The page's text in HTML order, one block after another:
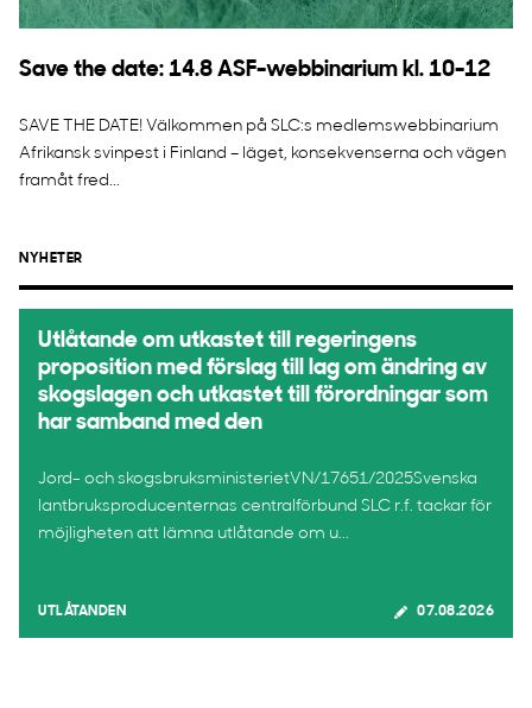
Save the date: 14.8 ASF-webbinarium kl. 10-12
SAVE THE DATE! Välkommen på SLC:s medlemswebbinarium
Afrikansk svinpest i Finland – läget, konsekvenserna och vägen
framåt fred...
NYHETER
Utlåtande om utkastet till regeringens
proposition med förslag till lag om ändring av
skogslagen och utkastet till förordningar som
har samband med den
Jord- och skogsbruksministerietVN/17651/2025Svenska
lantbruksproducenternas centralförbund SLC r.f. tackar för
möjligheten att lämna utlåtande om u...
UTLÅTANDEN 07.08.2026